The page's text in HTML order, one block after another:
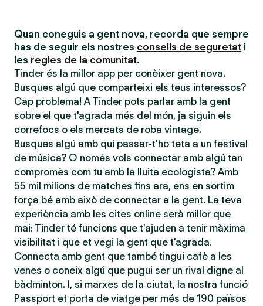
Quan coneguis a gent nova, recorda que sempre
has de seguir els nostres consells de seguretat i
les regles de la comunitat.
Tinder és la millor app per conèixer gent nova.
Busques algú que comparteixi els teus interessos?
Cap problema! A Tinder pots parlar amb la gent
sobre el que t'agrada més del món, ja siguin els
correfocs o els mercats de roba vintage.
Busques algú amb qui passar-t'ho teta a un festival
de música? O només vols connectar amb algú tan
compromès com tu amb la lluita ecologista? Amb
55 mil milions de matches fins ara, ens en sortim
força bé amb això de connectar a la gent. La teva
experiència amb les cites online serà millor que
mai: Tinder té funcions que t'ajuden a tenir màxima
visibilitat i que et vegi la gent que t'agrada.
Connecta amb gent que també tingui cafè a les
venes o coneix algú que pugui ser un rival digne al
bàdminton. I, si marxes de la ciutat, la nostra funció
Passport et porta de viatge per més de 190 països